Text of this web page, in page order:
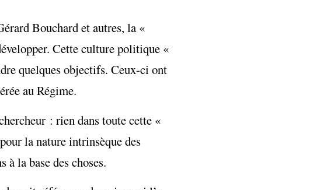
Bouchard et autres, la «
Cette culture politique «
quelques objectifs. Ceux-ci ont
au Régime.
: rien dans toute cette «
la nature intrinsèque des
la base des choses.